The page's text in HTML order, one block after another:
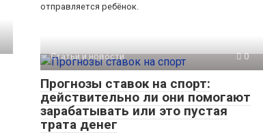
отправляется ребёнок.
Статьи и новости 0
Прогнозы ставок на спорт:
действительно ли они помогают
зарабатывать или это пустая
трата денег